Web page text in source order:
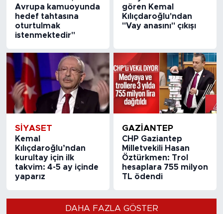
Avrupa kamuoyunda
hedef tahtasına
oturtulmak
istenmektedir"
gören Kemal
Kılıçdaroğlu'ndan
"Vay anasını" çıkışı
SİYASET
Kemal
Kılıçdaroğlu’ndan
kurultay için ilk
takvim: 4-5 ay içinde
yaparız
GAZIANTEP
CHP Gaziantep
Milletvekili Hasan
Öztürkmen: Trol
hesaplara 755 milyon
TL ödendi
DAHA FAZLA GÖSTER